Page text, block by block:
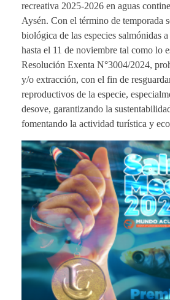
recreativa 2025-2026 en aguas
Aysén. Con el término de temporada
biológica de las especies salmónidas
hasta el 11 de noviembre tal como lo
Resolución Exenta N°3004/2024,
y/o extracción, con el fin de
reproductivos de la especie,
desove, garantizando la
fomentando la actividad turística y